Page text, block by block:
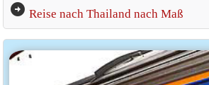
arrow_circle_right Reise nach Thailand nach Maß